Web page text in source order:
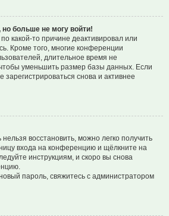
но больше не могу войти!
какой-то причине деактивировал или
Кроме того, многие конференции
длительное время не
уменьшить размер базы данных. Если
снова и активнее
восстановить, можно легко получить
входа на конференцию и щёлкните на
инструкциям, и скоро вы снова
пароль, свяжитесь с администратором